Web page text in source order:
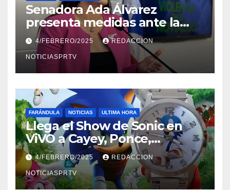
Senadora Ada Álvarez
presenta medidas ante la
violencia en el noviazgo
4/FEBRERO/2025 REDACCION
NOTICIASPRTV
FARÁNDULA NOTICIAS ULTIMA HORA
Llega el Show de Sonic en
ViVO a Cayey, Ponce,
Barceloneta y Humacao,
Relojes gratis para el que
compre ahora….
4/FEBRERO/2025 REDACCION
NOTICIASPRTV